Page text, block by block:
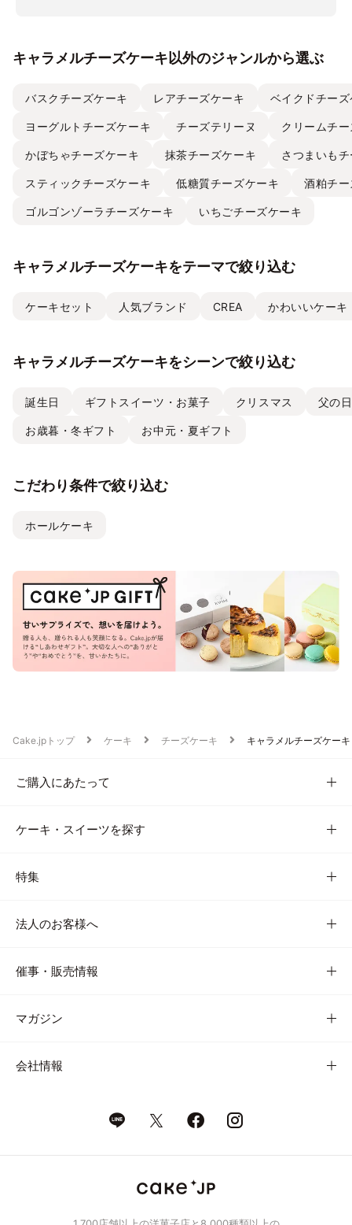
キャラメルチーズケーキ以外のジャンルから選ぶ
バスクチーズケーキ レアチーズケーキ ベイクドチー
ヨーグルトチーズケーキ チーズテリーヌ クリームチ
かぼちゃチーズケーキ 抹茶チーズケーキ さつまいも
スティックチーズケーキ 低糖質チーズケーキ 酒粕チ
ゴルゴンゾーラチーズケーキ いちごチーズケーキ
キャラメルチーズケーキをテーマで絞り込む
ケーキセット 人気ブランド CREA かわいいケーキ
キャラメルチーズケーキをシーンで絞り込む
誕生日 ギフトスイーツ・お菓子 クリスマス 父の日
お歳暮・冬ギフト お中元・夏ギフト
こだわり条件で絞り込む
ホールケーキ
Cake.jpトップ ケーキ チーズケーキ キャラメルチーズケーキ
ご購入にあたって
ケーキ・スイーツを探す
特集
法人のお客様へ
催事・販売情報
マガジン
会社情報